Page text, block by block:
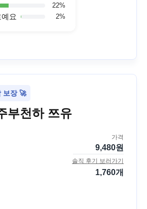
22%
요 2%
보장 🚀
부천하 쯔유
가격
9,480원
솔직 후기 보러가기
1,760개